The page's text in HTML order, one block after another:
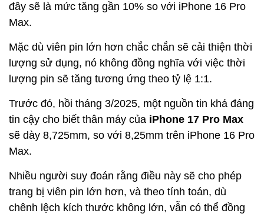
đây sẽ là mức tăng gần 10% so với iPhone 16 Pro
Max.
Mặc dù viên pin lớn hơn chắc chắn sẽ cải thiện thời
lượng sử dụng, nó không đồng nghĩa với việc thời
lượng pin sẽ tăng tương ứng theo tỷ lệ 1:1.
Trước đó, hồi tháng 3/2025, một nguồn tin khá đáng
tin cậy cho biết thân máy của iPhone 17 Pro Max
sẽ dày 8,725mm, so với 8,25mm trên iPhone 16 Pro
Max.
Nhiều người suy đoán rằng điều này sẽ cho phép
trang bị viên pin lớn hơn, và theo tính toán, dù
chênh lệch kích thước không lớn, vẫn có thể đồng